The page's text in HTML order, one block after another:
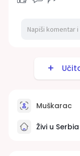
Muškarac
Živi u Serbia